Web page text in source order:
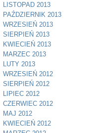
LISTOPAD 2013
PAŹDZIERNIK 2013
WRZESIEŃ 2013
SIERPIEŃ 2013
KWIECIEŃ 2013
MARZEC 2013
LUTY 2013
WRZESIEŃ 2012
SIERPIEŃ 2012
LIPIEC 2012
CZERWIEC 2012
MAJ 2012
KWIECIEŃ 2012